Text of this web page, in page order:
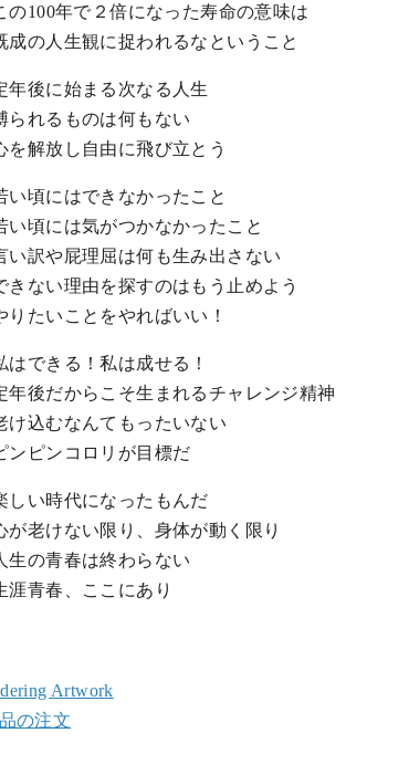
の100年で２倍になった寿命の意味は
成の人生観に捉われるなということ
年後に始まる次なる人生
られるものは何もない
を解放し自由に飛び立とう
い頃にはできなかったこと
い頃には気がつかなかったこと
い訳や屁理屈は何も生み出さない
きない理由を探すのはもう止めよう
りたいことをやればいい！
はできる！私は成せる！
年後だからこそ生まれるチャレンジ精神
け込むなんてもったいない
ンピンコロリが目標だ
しい時代になったもんだ
が老けない限り、身体が動く限り
生の青春は終わらない
涯青春、ここにあり
Artwork
の注文